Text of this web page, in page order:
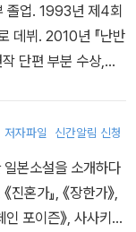
졸업. 1993년 제4회
데뷔. 2010년 『난반
단편 부분 수상,
저자파일 신간알림 신청
본소설을 소개하다
혼가』, 《장한가》,
인 포이즌》, 사사키